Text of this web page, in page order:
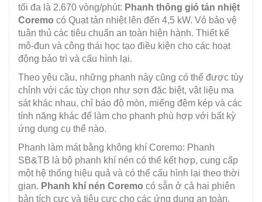
tối đa là 2.670 vòng/phút: Phanh thông gió tản nhiệt
Coremo có Quạt tản nhiệt lên đến 4,5 kW. Vỏ bảo vệ
tuân thủ các tiêu chuẩn an toàn hiện hành. Thiết kế
mô-đun và công thái học tạo điều kiện cho các hoạt
động bảo trì và cấu hình lại.
Theo yêu cầu, những phanh này cũng có thể được tùy
chỉnh với các tùy chọn như sơn đặc biệt, vật liệu ma
sát khác nhau, chỉ báo độ mòn, miếng đệm kép và các
tính năng khác để làm cho phanh phù hợp với bất kỳ
ứng dụng cụ thể nào.
Phanh làm mát bằng không khí Coremo: Phanh
SB&TB là bộ phanh khí nén có thể kết hợp, cung cấp
một hệ thống hiệu quả và có thể cấu hình lại theo thời
gian. Phanh khí nén Coremo có sẵn ở cả hai phiên
bản tích cực và tiêu cực cho các ứng dụng an toàn,